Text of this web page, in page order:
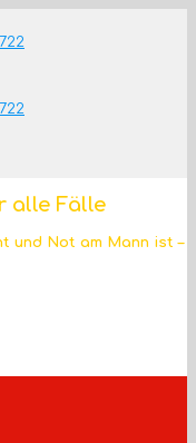
alle Fälle
und Not am Mann ist –